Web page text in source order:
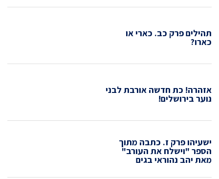
תהילים פרק כב. כארי או
כארו?
אזהרה! כת חדשה אורבת לבני
נוער בירושלים!
ישעיהו פרק ז. כתבה מתוך
הספר "וישלח את העורב"
מאת יהב נהוראי בגים